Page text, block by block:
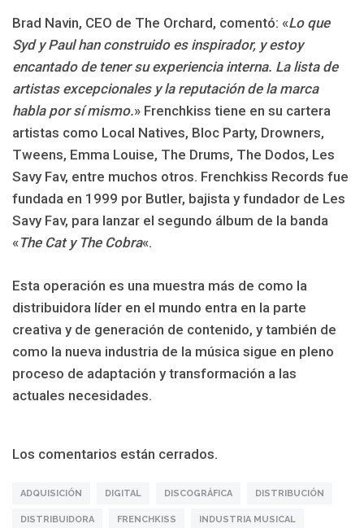
Brad Navin, CEO de The Orchard, comentó: «Lo que
Syd y Paul han construido es inspirador, y estoy
encantado de tener su experiencia interna. La lista de
artistas excepcionales y la reputación de la marca
habla por sí mismo.» Frenchkiss tiene en su cartera
artistas como Local Natives, Bloc Party, Drowners,
Tweens, Emma Louise, The Drums, The Dodos, Les
Savy Fav, entre muchos otros. Frenchkiss Records fue
fundada en 1999 por Butler, bajista y fundador de Les
Savy Fav, para lanzar el segundo álbum de la banda
«The Cat y The Cobra«.
Esta operación es una muestra más de como la
distribuidora líder en el mundo entra en la parte
creativa y de generación de contenido, y también de
como la nueva industria de la música sigue en pleno
proceso de adaptación y transformación a las
actuales necesidades.
Los comentarios están cerrados.
ADQUISICIÓN DIGITAL DISCOGRÁFICA DISTRIBUCIÓN
DISTRIBUIDORA FRENCHKISS INDUSTRIA MUSICAL